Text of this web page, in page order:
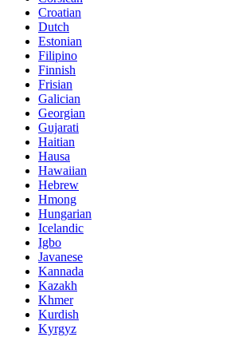
Croatian
Dutch
Estonian
Filipino
Finnish
Frisian
Galician
Georgian
Gujarati
Haitian
Hausa
Hawaiian
Hebrew
Hmong
Hungarian
Icelandic
Igbo
Javanese
Kannada
Kazakh
Khmer
Kurdish
Kyrgyz